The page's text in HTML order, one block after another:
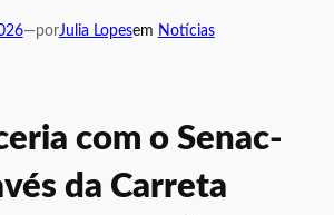
—porJulia Lopesem Notícias
com o Senac-
da Carreta